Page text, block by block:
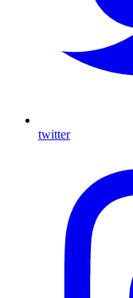
twitter